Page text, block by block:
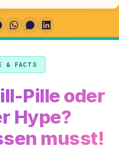
& FACTS
Pille oder
Hype?
musst!